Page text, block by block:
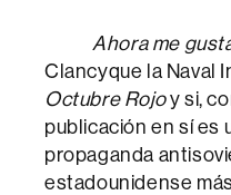
Ahora me
Clancyque la Naval
Octubre Rojoy si,
publicación en sí es
propaganda
estadounidense